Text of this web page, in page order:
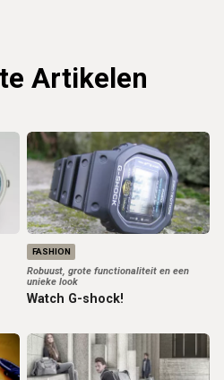
Artikelen
FASHION
Robuust, grote functionaliteit en een
unieke look
Watch G-shock!